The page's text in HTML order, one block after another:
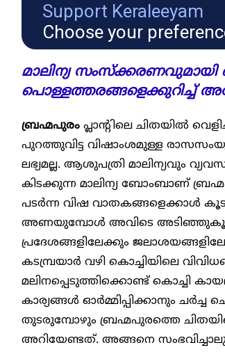
Support Keraleeyam
Choose your
മാലിന്യ സംസ്ക്കരണവുമായി
പൊള്ളത്തരങ്ങളെക്കുറിച്ച്
ബ്രഹ്മപുരം പ്ലാന്റിലെ ചിതയിൽ
പുറത്തുവിട്ട വിഷാംശമുള്ള
ലഭ്യമല്ല. ആശുപത്രി മാലിന്യവും
കിടക്കുന്ന മാലിന്യ ബോംബാണ്
പടർന്ന വിഷ വാതകങ്ങളെക്കാൾ
അണയുമ്പോൾ അവിടെ
പ്രദേശങ്ങളിലേക്കും
കടമ്പ്രയാർ വഴി കൊച്ചിയിലെ
മലിനപ്പെടുത്തിക്കൊണ്ട് കൊച്ചി
കാര്യങ്ങൾ ഓർമ്മിപ്പിക്കാനും
തുടരുമ്പോഴും ബ്രഹ്മപുരത്തെ
അറിയേണ്ടത്. അങ്ങനെ